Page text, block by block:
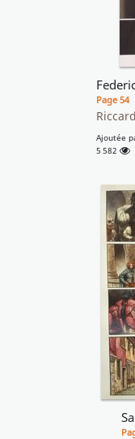
Page 54
Ajoutée
5 582